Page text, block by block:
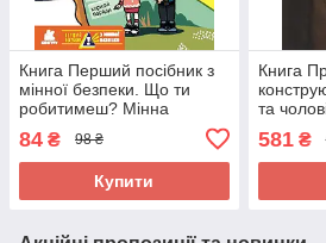
Книга Перший посібник з
мінної безпеки. Що ти
робитимеш? Мінна
безпека у запитаннях та
відповідях
84 ₴ 98 ₴
Купити
Книга
та
одягу
РЕВ.
581₴